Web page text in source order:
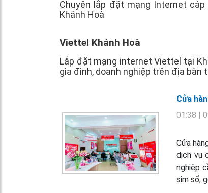
Chuyên lắp đặt mạng Internet
Khánh Hoà
Viettel Khánh Hoà
Lắp đặt mạng internet Viettel tại
gia đình, doanh nghiệp trên địa bàn
Cửa
01:38 |
Cửa
dịch vụ
nghiệp
sim số,